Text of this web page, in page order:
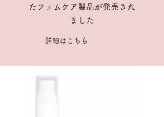
たフェムケア製品が発売され
ました
詳細はこちら